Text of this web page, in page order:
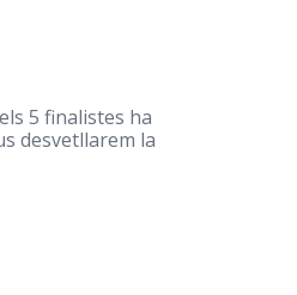
5 finalistes ha
desvetllarem la